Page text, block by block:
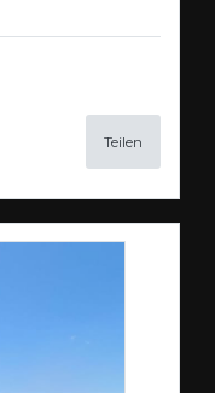
Teilen